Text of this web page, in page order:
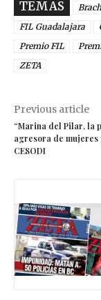
TEMAS
FIL Guadalajara
Premio FIL
ZETA
Previous article
“Marina del Pilar, la
agresora de mujeres
CESODI